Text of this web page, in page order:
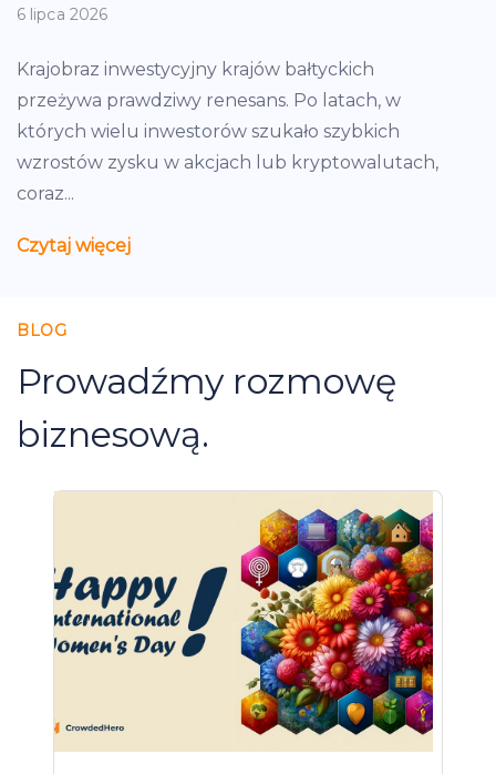
6 lipca 2026
Krajobraz inwestycyjny krajów bałtyckich
przeżywa prawdziwy renesans. Po latach, w
których wielu inwestorów szukało szybkich
wzrostów zysku w akcjach lub kryptowalutach,
coraz...
Czytaj więcej
BLOG
Prowadźmy rozmowę
biznesową.